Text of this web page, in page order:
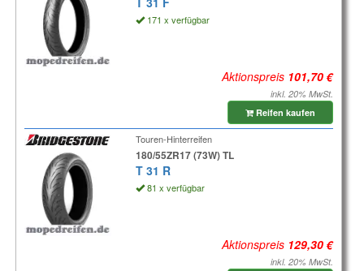
171 x verfügbar
Aktionspreis
inkl. 20% MwSt.
Reifen kaufen
Touren-Hinterreifen
180/55ZR17 (73W) TL
T 31 R
81 x verfügbar
Aktionspreis
inkl. 20% MwSt.